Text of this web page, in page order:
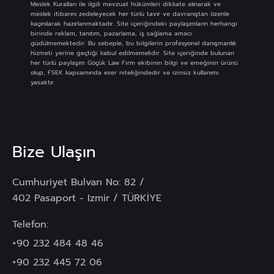
Meslek Kuralları ile ilgili mevzuat hükümleri dikkate alınarak ve
meslek itibarını zedeleyecek her türlü tavır ve davranıştan özenle
kaçınılarak hazırlanmaktadır. Site içeriğindeki paylaşımların herhangi
birinde reklam, tanıtım, pazarlama, iş sağlama amacı
güdülmemektedir. Bu sebeple, bu bilgilerin profesyonel danışmanlık
hizmeti yerine geçtiği kabul edilmemelidir. Site içeriğinde bulunan
her türlü paylaşım Göçük Law Firm ekibinin bilgi ve emeğinin ürünü
olup, FSEK kapsamında eser niteliğindedir ve izinsiz kullanımı
yasaktır.
Bize Ulaşın
Cumhuriyet Bulvarı No: 82 /
402 Pasaport - Izmir / TÜRKİYE
Telefon:
+90 232 484 48 46
+90 232 445 72 06